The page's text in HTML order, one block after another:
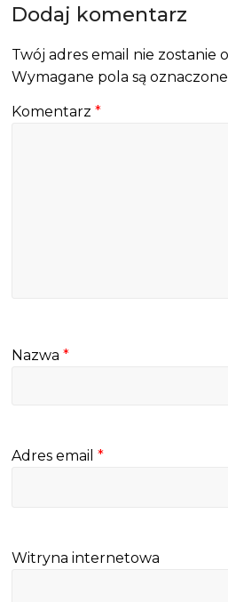
Dodaj komentarz
Twój adres email nie zostanie
Wymagane pola są
Komentarz*
Nazwa*
Adres email*
Witryna internetowa